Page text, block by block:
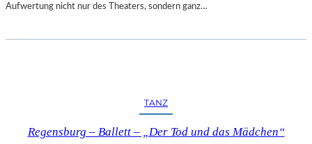
Aufwertung nicht nur des Theaters, sondern ganz…
TANZ
Regensburg – Ballett – „Der Tod und das Mädchen“